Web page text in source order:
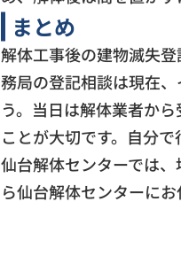
まとめ
解体工事後の建物滅失
務局の登記相談は現在
う。当日は解体業者か
ことが大切です。自分
仙台解体センターでは
ら仙台解体センターにお